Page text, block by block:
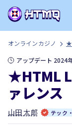
オンラインカジノ
アップデート 2024
★HTML
ァレンス
山田 太郎 テック